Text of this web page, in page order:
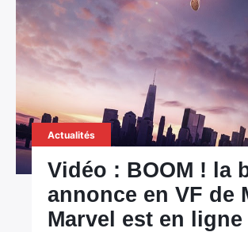
Actualités
Vidéo : BOOM ! la
annonce en VF de
Marvel est en ligne